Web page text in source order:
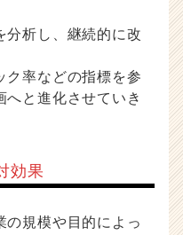
分析し、継続的に改
ク率などの指標を参
へと進化させていき
効果
の規模や目的によっ